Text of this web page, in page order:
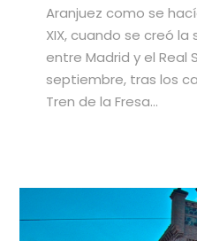
Aranjuez como se
XIX, cuando se creó
entre Madrid y el Real
septiembre, tras los
Tren de la Fresa…